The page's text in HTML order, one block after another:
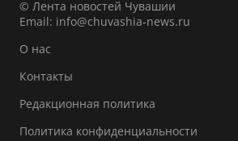
© Лента новостей Чувашии
Email: info@chuvashia-news.ru
О нас
Контакты
Редакционная политика
Политика конфиденциальности